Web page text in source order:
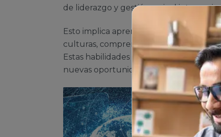
de liderazgo y gestión a nivel
Esto implica aprender a comunicarte y
culturas, comprender y adaptarte a las
Estas habilidades son muy apreciadas
nuevas oportunidades de crecimiento